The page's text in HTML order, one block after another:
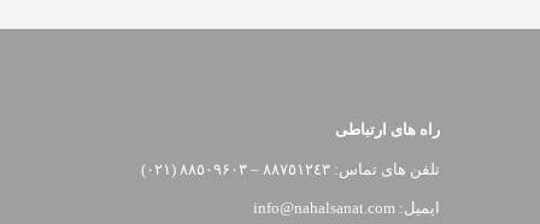
راه های ارتباطی
تلفن های تماس: ٨٨٧٥١٢٤٣ – ٨٨٥٠٩۶٠٣ (٠٢١)
ایمیل: info@nahalsanat.com